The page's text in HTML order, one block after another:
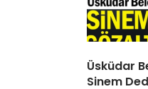
Üsküdar
Sinem